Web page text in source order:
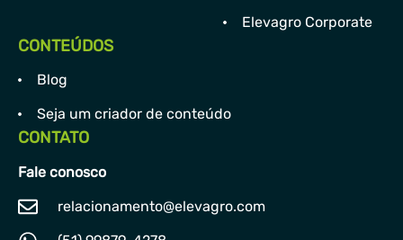
Elevagro Corporate
CONTEÚDOS
Blog
Seja um criador de conteúdo
CONTATO
Fale conosco
relacionamento@elevagro.com